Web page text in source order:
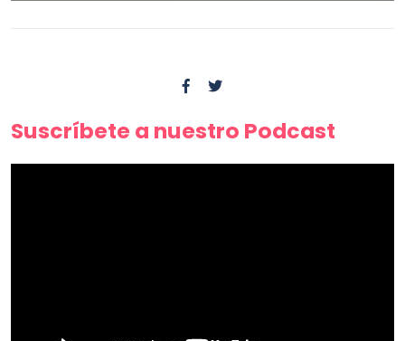
Suscríbete a nuestro Podcast